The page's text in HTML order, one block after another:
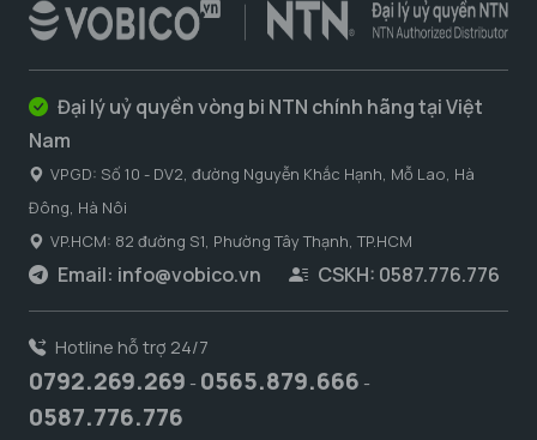
Đại lý uỷ quyền vòng bi NTN chính hãng tại Việt
Nam
VPGD: Số 10 - DV2, đường Nguyễn Khắc Hạnh, Mỗ Lao, Hà
Đông, Hà Nôi
VP.HCM: 82 đường S1, Phường Tây Thạnh, TP.HCM
Email: info@vobico.vn CSKH: 0587.776.776
Hotline hỗ trợ 24/7
0792.269.269 - 0565.879.666 -
0587.776.776